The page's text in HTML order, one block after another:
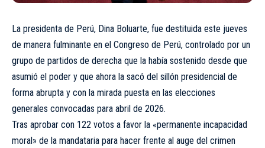
La presidenta de Perú, Dina Boluarte, fue destituida este jueves
de manera fulminante en el Congreso de Perú, controlado por un
grupo de partidos de derecha que la había sostenido desde que
asumió el poder y que ahora la sacó del sillón presidencial de
forma abrupta y con la mirada puesta en las elecciones
generales convocadas para abril de 2026.
Tras aprobar con 122 votos a favor la «permanente incapacidad
moral» de la mandataria para hacer frente al auge del crimen